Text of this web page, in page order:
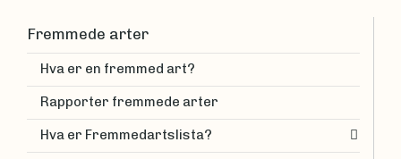
Fremmede arter
Hva er en fremmed art?
Rapporter fremmede arter
Hva er Fremmedartslista?